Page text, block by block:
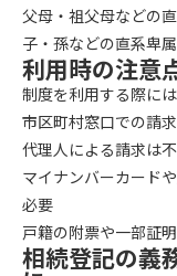
父母・祖父母などの
子・孫などの直系卑属
利用時の注意
制度を利用する際に
市区町村窓口での請
代理人による請求は
マイナンバーカード
必要
戸籍の附票や一部証
相続登記の義